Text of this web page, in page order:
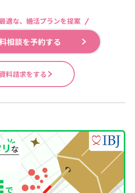
適な、婚活プランを提案
相談を予約する
料請求をする